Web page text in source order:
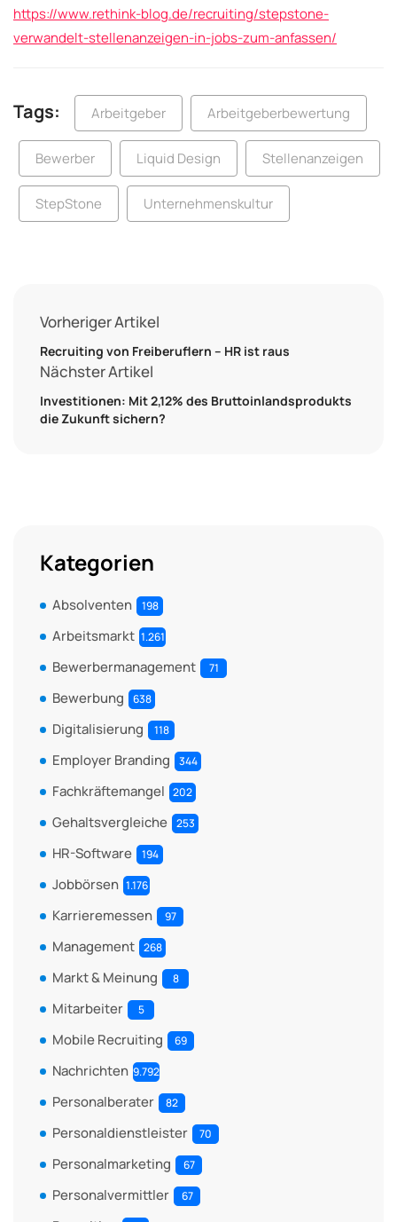
https://www.rethink-blog.de/recruiting/stepstone-
verwandelt-stellenanzeigen-in-jobs-zum-anfassen/
Tags: Arbeitgeber Arbeitgeberbewertung
Bewerber Liquid Design Stellenanzeigen
StepStone Unternehmenskultur
Vorheriger Artikel
Recruiting von Freiberuflern – HR ist raus
Nächster Artikel
Investitionen: Mit 2,12% des Bruttoinlandsprodukts
die Zukunft sichern?
Kategorien
Absolventen 198
Arbeitsmarkt 1.261
Bewerbermanagement 71
Bewerbung 638
Digitalisierung 118
Employer Branding 344
Fachkräftemangel 202
Gehaltsvergleiche 253
HR-Software 194
Jobbörsen 1.176
Karrieremessen 97
Management 268
Markt & Meinung 8
Mitarbeiter 5
Mobile Recruiting 69
Nachrichten 9.792
Personalberater 82
Personaldienstleister 70
Personalmarketing 67
Personalvermittler 67